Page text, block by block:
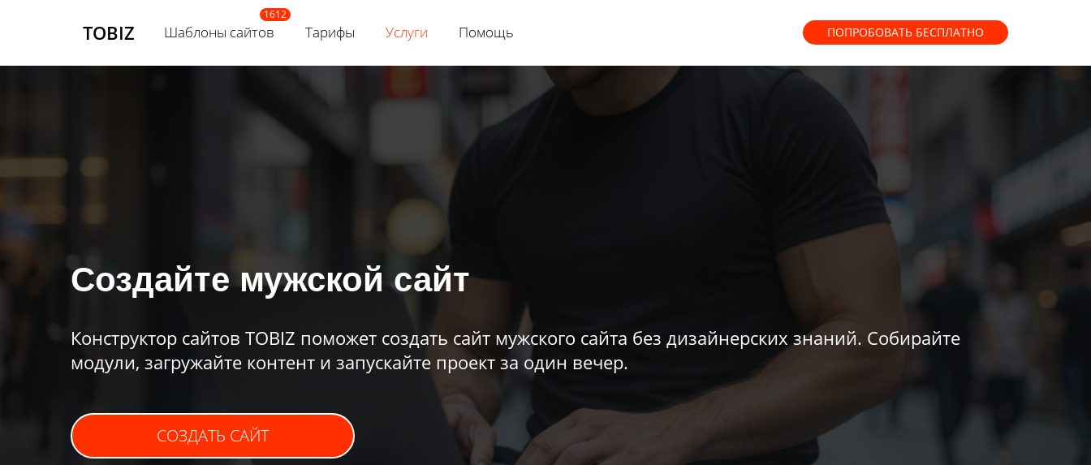
TOBIZ Шаблоны сайтов Тарифы Услуги Помощь ПОПРОБОВАТЬ БЕСПЛАТНО
Создайте мужской сайт
Конструктор сайтов TOBIZ поможет создать сайт мужского сайта без дизайнерских знаний. Собирайте
модули, загружайте контент и запускайте проект за один вечер.
СОЗДАТЬ САЙТ